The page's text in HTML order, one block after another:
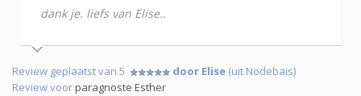
dank je. liefs van Elise..
Review geplaatst van 5 door Elise (uit Nodebais)
Review voorparagnoste Esther